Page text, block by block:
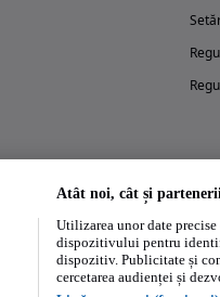
Încearcă acum aplicația
Atât noi, cât și
Utilizarea unor date
dispozitivului pentru
dispozitiv. Publicitate și
cercetarea audienței și